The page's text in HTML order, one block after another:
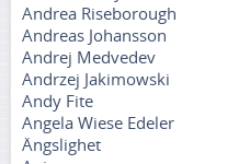
Andrea Riseborough
Andreas Johansson
Andrej Medvedev
Andrzej Jakimowski
Andy Fite
Angela Wiese Edeler
Ängslighet